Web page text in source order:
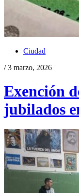
Ciudad
/ 3 marzo, 2026
Exención
jubilados